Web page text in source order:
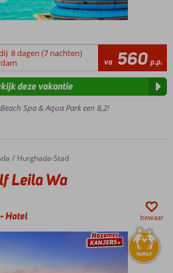
8 dagen (7 nachten)
va 560 p.p.
Spa & Aqua Park een 8,2!
deze vakantie
Hurghada-Stad
Leila Wa
-Hotel bewaar